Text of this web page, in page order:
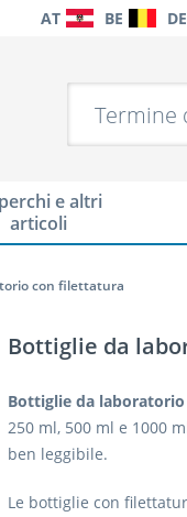
AT BE DE
e altri
articoli
con filettatura
Bottiglie da
Bottiglie da
250 ml, 500 ml e 1000
ben leggibile.
Le bottiglie con